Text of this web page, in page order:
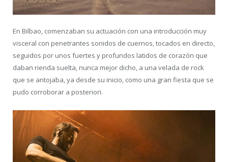
En Bilbao, comenzaban su actuación con una introducción muy
visceral con penetrantes sonidos de cuernos, tocados en directo,
seguidos por unos fuertes y profundos latidos de corazón que
daban rienda suelta, nunca mejor dicho, a una velada de rock
que se antojaba, ya desde su inicio, como una gran fiesta que se
pudo corroborar a posteriori.